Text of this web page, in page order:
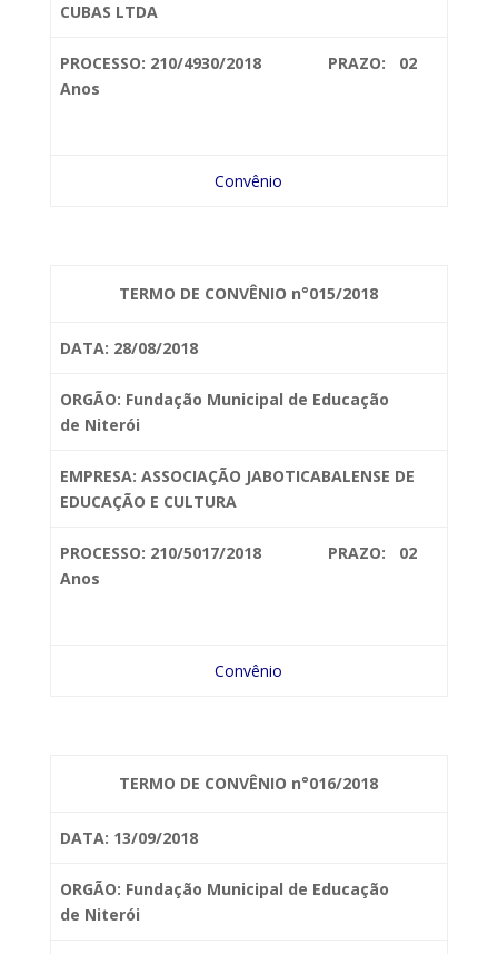
CUBAS LTDA
PROCESSO: 210/4930/2018 PRAZO: 02
Anos
Convênio
TERMO DE CONVÊNIO n°015/2018
DATA: 28/08/2018
ORGÃO: Fundação Municipal de Educação
de Niterói
EMPRESA: ASSOCIAÇÃO JABOTICABALENSE DE
EDUCAÇÃO E CULTURA
PROCESSO: 210/5017/2018 PRAZO: 02
Anos
Convênio
TERMO DE CONVÊNIO n°016/2018
DATA: 13/09/2018
ORGÃO: Fundação Municipal de Educação
de Niterói